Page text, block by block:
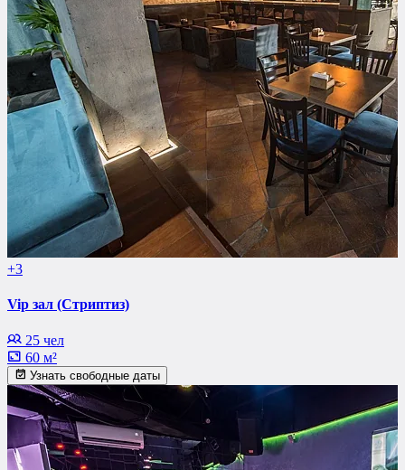
+3
Vip зал (Стриптиз)
25 чел
60 м²
Узнать свободные даты